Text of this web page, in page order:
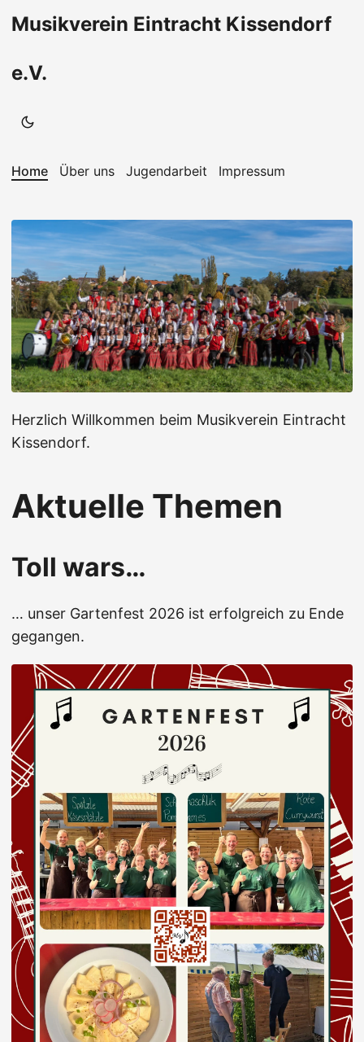
Musikverein Eintracht Kissendorf
e.V.
Home Über uns Jugendarbeit Impressum
Herzlich Willkommen beim Musikverein Eintracht
Kissendorf.
Aktuelle Themen
Toll wars…
… unser Gartenfest 2026 ist erfolgreich zu Ende
gegangen.